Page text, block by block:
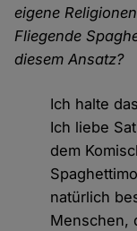
eigene
Fliegende
diesem Ansatz?
Ich halte
Ich liebe
dem
natürlich
Menschen,